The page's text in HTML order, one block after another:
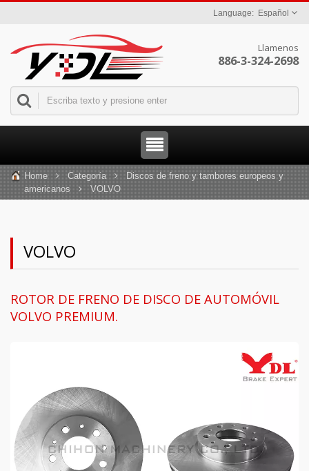
Español
Llamenos
886-3-324-2698
Home Categoría
Discos de freno y tambores europeos y
americanos
VOLVO
VOLVO
ROTOR DE FRENO DE DISCO DE AUTOMÓVIL
VOLVO PREMIUM.